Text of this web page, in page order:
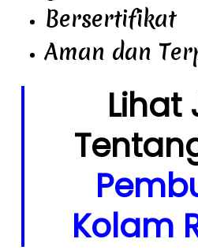
Bersertifikat
Aman dan
Lihat
Kolam